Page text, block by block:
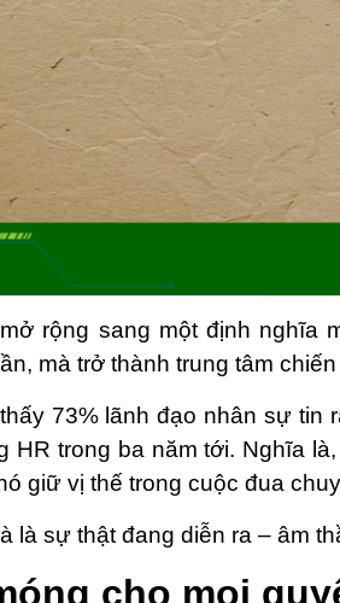
rộng sang một định
mà trở thành trung tâm
73% lãnh đạo nhân sự
HR trong ba năm tới. Nghĩa
giữ vị thế trong cuộc đua
là sự thật đang diễn ra – âm
cho mọi